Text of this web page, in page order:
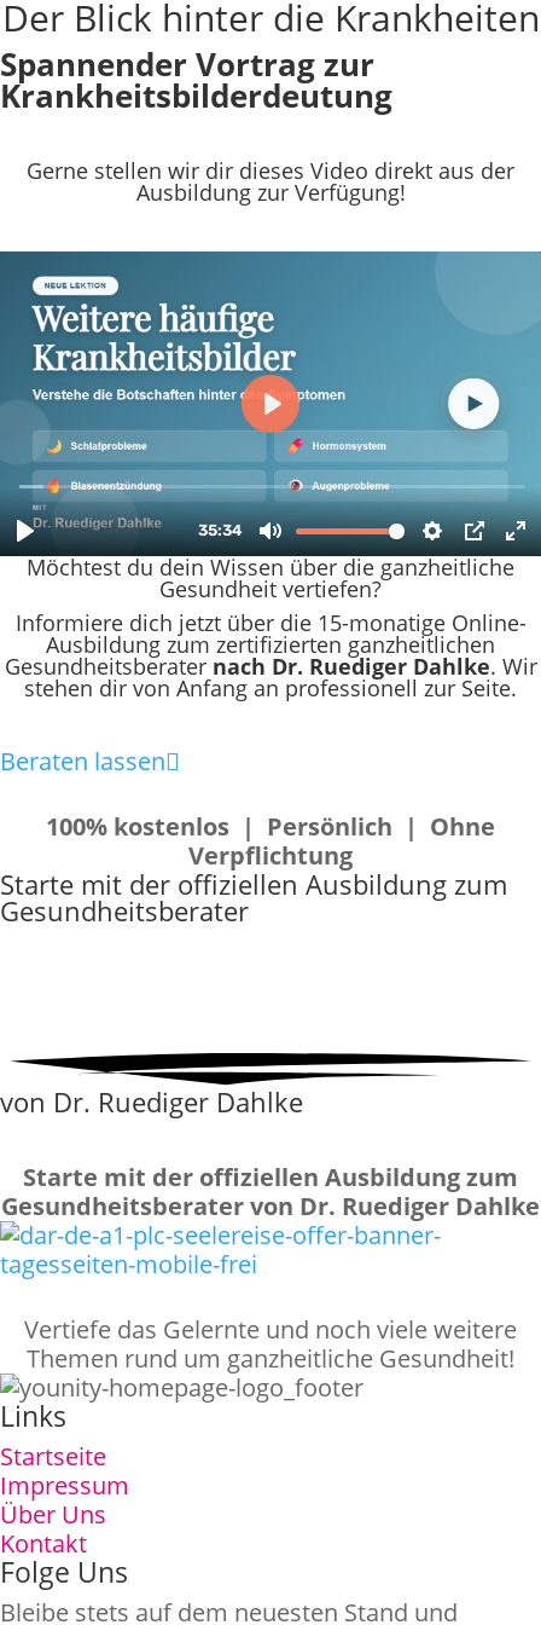
Der Blick hinter die Krankheiten
Spannender Vortrag zur
Krankheitsbilderdeutung
Gerne stellen wir dir dieses Video direkt aus der
Ausbildung zur Verfügung!
Möchtest du dein Wissen über die ganzheitliche
Gesundheit vertiefen?
Informiere dich jetzt über die 15-monatige Online-
Ausbildung zum zertifizierten ganzheitlichen
Gesundheitsberater nach Dr. Ruediger Dahlke. Wir
stehen dir von Anfang an professionell zur Seite.
Beraten lassen
100% kostenlos | Persönlich | Ohne
Verpflichtung
Starte mit der offiziellen Ausbildung zum
Gesundheitsberater
von Dr. Ruediger Dahlke
Starte mit der offiziellen Ausbildung zum
Gesundheitsberater von Dr. Ruediger Dahlke
Vertiefe das Gelernte und noch viele weitere
Themen rund um ganzheitliche Gesundheit!
Links
Startseite
Impressum
Über Uns
Kontakt
Folge Uns
Bleibe stets auf dem neuesten Stand und